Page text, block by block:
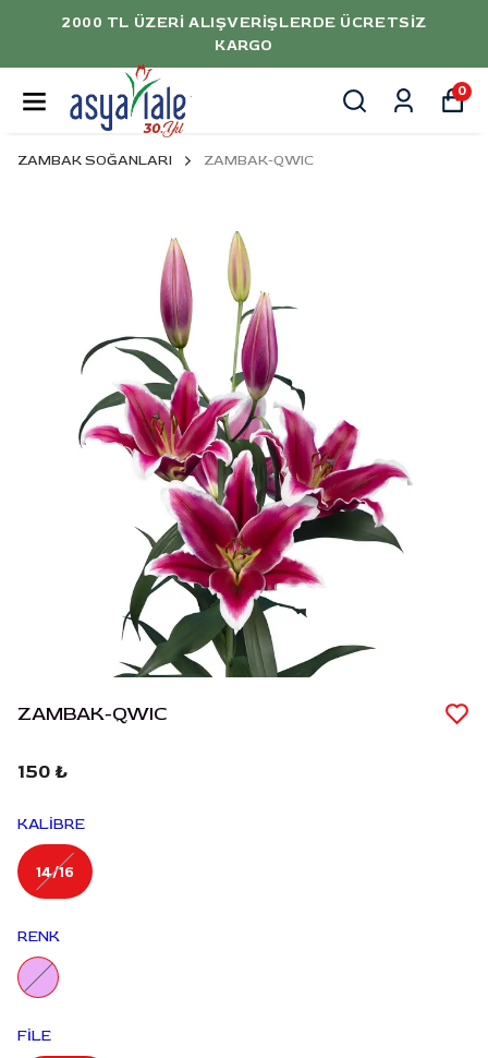
2000 TL ÜZERI ALIŞVERIŞLERDE ÜCRETSIZ
KARGO
0
ZAMBAK SOĞANLARI ZAMBAK-QWIC
ZAMBAK-QWIC
150 ₺
KALİBRE
14/16
RENK
FİLE